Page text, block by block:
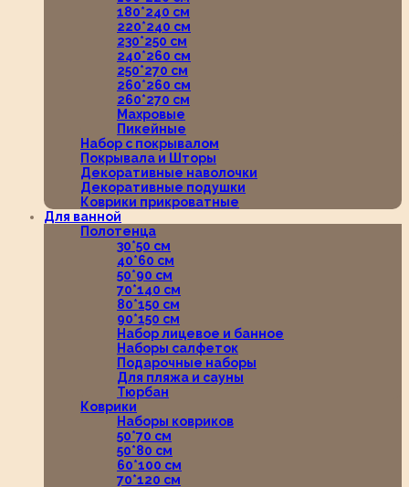
180*240 см
220*240 см
230*250 см
240*260 см
250*270 см
260*260 см
260*270 см
Махровые
Пикейные
Набор с покрывалом
Покрывала и Шторы
Декоративные наволочки
Декоративные подушки
Коврики прикроватные
Для ванной
Полотенца
30*50 см
40*60 см
50*90 см
70*140 см
80*150 см
90*150 см
Набор лицевое и банное
Наборы салфеток
Подарочные наборы
Для пляжа и сауны
Тюрбан
Коврики
Наборы ковриков
50*70 см
50*80 см
60*100 см
70*120 см